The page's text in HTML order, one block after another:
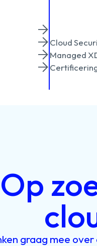
Cloud
Managed
Op
graag mee over